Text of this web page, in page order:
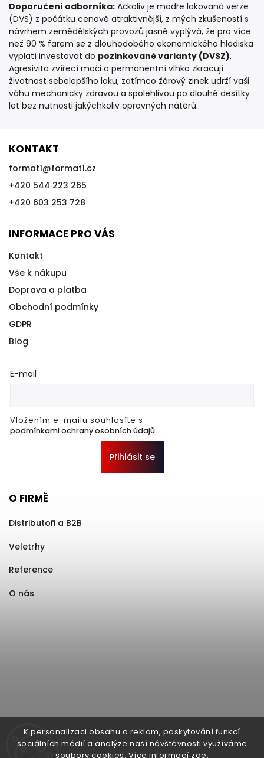
K personalizaci obsahu a reklam, poskytování funkcí
sociálních médií a analýze naší návštěvnosti využíváme
soubory cookies. Více informací zde.
Doporučení odborníka: Ačkoliv je modře lakovaná verze
(DVS) z počátku cenově atraktivnější, z mých zkušeností s
návrhem zemědělských provozů jasně vyplývá, že pro více
než 90 % farem se z dlouhodobého ekonomického hlediska
vyplatí investovat do pozinkované varianty (DVSZ).
Agresivita zvířecí moči a permanentní vlhko zkracují
životnost sebelepšího laku, zatímco žárový zinek udrží vaši
váhu mechanicky zdravou a spolehlivou po dlouhé desítky
let bez nutnosti jakýchkoliv opravných nátěrů.
KONTAKT
format1@format1.cz
+420 544 223 265
+420 603 253 728
INFORMACE PRO VÁS
Kontakt
Vše k nákupu
Doprava a platba
Obchodní podmínky
GDPR
Blog
E-mail
Vložením e-mailu souhlasíte s
podmínkami ochrany osobních údajů
Přihlásit se
O FIRMĚ
Distributoři a B2B
Veletrhy
Reference
O nás